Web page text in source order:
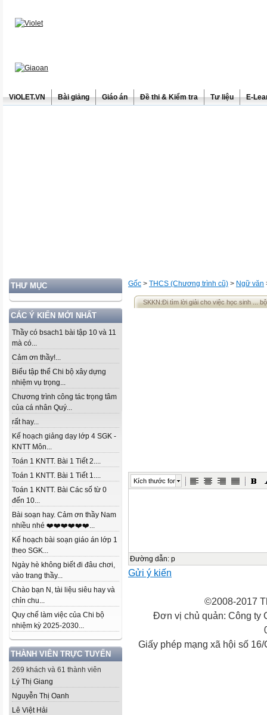
ViOLET.VN Bài giảng Giáo án Đề thi & Kiểm tra Tư liệu E-
THƯ MỤC
CÁC Ý KIẾN MỚI NHẤT
Thầy có bsach1 bài tập 10 và 11
mà có...
Cảm ơn thầy!...
Biểu tập thể Chi bộ xây dựng
nhiệm vụ trọng...
Chương trình công tác trọng tâm
của cá nhân Quý...
rất hay...
Kế hoạch giảng dạy lớp 4 SGK -
KNTT Môn...
Toán 1 KNTT. Bài 1 Tiết 2....
Toán 1 KNTT. Bài 1 Tiết 1....
Toán 1 KNTT. Bài Các số từ 0
đến 10...
Bài soạn hay. Cảm ơn thầy Nam
nhiều nhé ❤️❤️❤️❤️❤️❤️...
Kế hoạch bài soạn giáo án lớp 1
theo SGK...
Ngày hè không biết đi đâu chơi,
vào trang thầy...
Chào bạn N, tài liệu siêu hay và
chỉn chu...
Quy chế làm việc của Chi bộ
nhiệm kỳ 2025-2030...
THÀNH VIÊN TRỰC TUYẾN
269 khách và 61 thành viên
Lý Thị Giang
Nguyễn Thị Oanh
Lê Việt Hải
Gốc > THCS (Chương trình cũ) > Ngữ văn
SKKN:Đi tìm lời giải cho việc học sinh ...
Kích thước font
Đường dẫn: p
Gửi ý kiến
©2008-2017
Đơn vị chủ quản: Công ty
Giấy phép mạng xã hội số